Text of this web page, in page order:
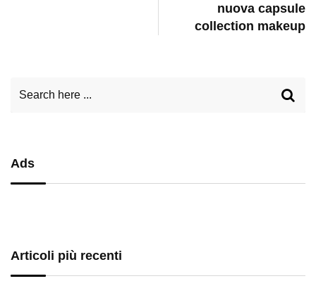
nuova capsule
collection makeup
Ads
Articoli più recenti